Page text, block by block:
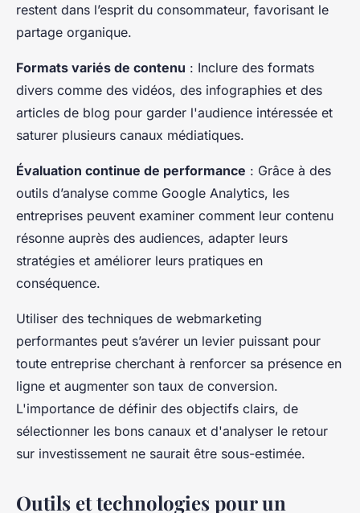
restent dans l’esprit du consommateur, favorisant le
partage organique.
Formats variés de contenu : Inclure des formats
divers comme des vidéos, des infographies et des
articles de blog pour garder l'audience intéressée et
saturer plusieurs canaux médiatiques.
Évaluation continue de performance : Grâce à des
outils d’analyse comme Google Analytics, les
entreprises peuvent examiner comment leur contenu
résonne auprès des audiences, adapter leurs
stratégies et améliorer leurs pratiques en
conséquence.
Utiliser des techniques de webmarketing
performantes peut s’avérer un levier puissant pour
toute entreprise cherchant à renforcer sa présence en
ligne et augmenter son taux de conversion.
L'importance de définir des objectifs clairs, de
sélectionner les bons canaux et d'analyser le retour
sur investissement ne saurait être sous-estimée.
Outils et technologies pour un